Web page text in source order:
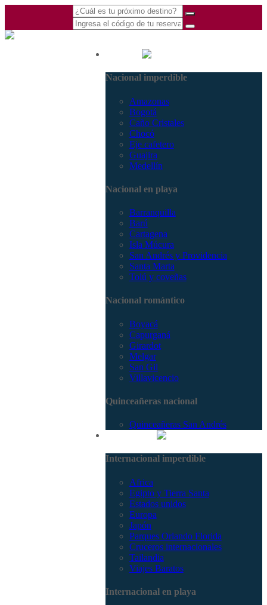
Nacional imperdible
Amazonas
Bogotá
Caño Cristales
Chocó
Eje cafetero
Guajira
Medellín
Nacional en playa
Barranquilla
Barú
Cartagena
Isla Múcura
San Andrés y Providencia
Santa Marta
Tolú y coveñas
Nacional romántico
Boyacá
Capurganá
Girardot
Melgar
San Gil
Villavicencio
Quinceañeras nacional
Quinceañeras San Andrés
Internacional imperdible
Africa
Egipto y Tierra Santa
Estados unidos
Europa
Japón
Parques Orlando Florida
Cruceros internacionales
Tailandia
Viajes Baratos
Internacional en playa